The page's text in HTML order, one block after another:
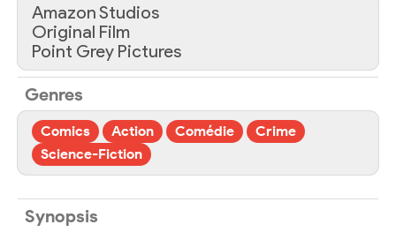
Amazon Studios
Original Film
Point Grey Pictures
Genres
Comics Action Comédie
Crime
Science-Fiction
Synopsis